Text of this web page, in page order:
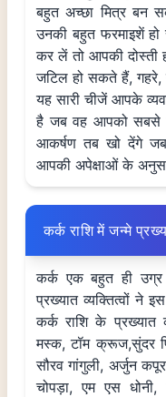
बहुत अच्छा मित्र बन
उनकी बहुत फरमाइशें
कर लें तो आपकी दोस्ती
जटिल हो सकते हैं, गहरे,
यह सारी चीजें आपके
है जब वह आपको सबसे
आकर्षण तब खो देंगे
आपकी अपेक्षाओं के
कर्क राशि में जन्मे
कर्क एक बहुत ही उग्र
प्रख्यात व्यक्तित्वों ने
कर्क राशि के प्रख्यात
मस्क, टॉम क्रूज,सुंदर
सौरव गांगुली, अर्जुन
चोपड़ा, एम एस